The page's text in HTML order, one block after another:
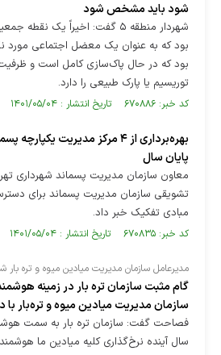
شود باید مشخص شود
شهردار منطقه ۵ گفت: اخیراً یک
بود که به عنوان یک معضل اجتماعی مورد
بود که در حال پاک‌سازی کامل است و
توریسیم یا پارک طبیعی را دارد.
کد خبر: ۶۷۰۸۸۶ تاریخ انتشار : ۱۴۰۱/۰۵/۰۴
بهره‌برداری از ۴ مرکز مدیریت
پایان سال
معاون سازمان مدیریت پسماند شهرداری
تشویقی سازمان مدیریت پسماند برای
مبادی تفکیک خبر داد.
کد خبر: ۶۷۰۸۳۵ تاریخ انتشار : ۱۴۰۱/۰۵/۰۴
مدیرعامل سازمان مدیریت میادین میوه و تره بار
گام مثبت سازمان تره بار در زمینه
سازمان مدیریت میادین میوه و تره‌بار با
فصاحت گفت: سازمان تره بار به سمت
سال آینده نرخ‌گذاری کلیه میادین ما